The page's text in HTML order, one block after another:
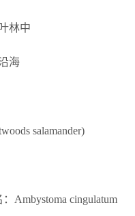
林中
海
salamander)
Ambystoma cingulatum